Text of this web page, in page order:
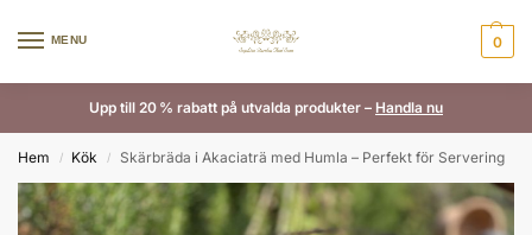
MENU 0
Upp till 20 % rabatt på utvalda produkter – Handla nu
Hem / Kök / Skärbräda i Akaciaträ med Humla – Perfekt för Servering